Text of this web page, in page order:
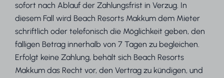
sofort nach Ablauf der Zahlungsfrist in Verzug. In
diesem Fall wird Beach Resorts Makkum dem Mieter
schriftlich oder telefonisch die Möglichkeit geben, den
fälligen Betrag innerhalb von 7 Tagen zu begleichen.
Erfolgt keine Zahlung, behält sich Beach Resorts
Makkum das Recht vor, den Vertrag zu kündigen, und